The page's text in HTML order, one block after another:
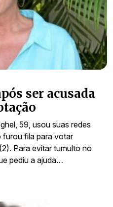
ser acusada
59, usou suas redes
furou fila para votar
Para evitar tumulto no
pediu a ajuda…